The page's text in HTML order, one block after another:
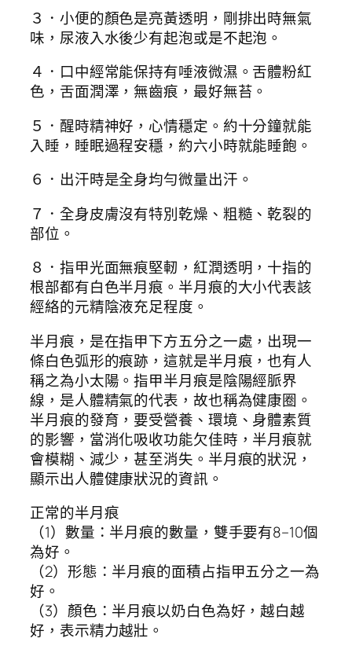
３．小便的顏色是亮黃透明，剛排出時無氣
味，尿液入水後少有起泡或是不起泡。
４．口中經常能保持有唾液微濕。舌體粉紅
色，舌面潤澤，無齒痕，最好無苔。
５．醒時精神好，心情穩定。約十分鐘就能
入睡，睡眠過程安穩，約六小時就能睡飽。
６．出汗時是全身均勻微量出汗。
７．全身皮膚沒有特別乾燥、粗糙、乾裂的
部位。
８．指甲光面無痕堅軔，紅潤透明，十指的
根部都有白色半月痕。半月痕的大小代表該
經絡的元精陰液充足程度。
半月痕，是在指甲下方五分之一處，出現一
條白色弧形的痕跡，這就是半月痕，也有人
稱之為小太陽。指甲半月痕是陰陽經脈界
線­，是人體精氣的代表，故也稱為健康圈。
半月痕的發育，要受營養、環境、身體素質
的影響，當消化吸收功能欠佳時，半月痕就
會模糊、減少，甚至消失。半月痕的狀況，
顯示出人體健康狀況的資訊。
正常的半月痕
（1）數量：半月痕的數量，雙手要有8–10個
為好。
（2）形態：半月痕的面積占指甲五分之一為
好。
（3）顏色：半月痕以奶白色為好，越白越
好，表示精力越壯。